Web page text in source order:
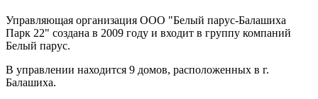
Управляющая организация ООО "Белый парус-Балашиха
Парк 22" создана в 2009 году и входит в группу компаний
Белый парус.
В управлении находится 9 домов, расположенных в г.
Балашиха.